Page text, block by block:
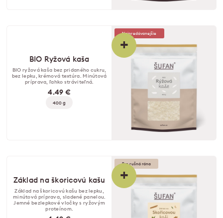
+
Najpredávanejšie
BIO Ryžová kaša
BIO ryžová kaša bez pridaného cukru,
bez lepku, krémová textúra. Minútová
príprava, ľahko stráviteľná.
4.49 €
400 g
+
Pre rušná rána
Základ na škoricovú kašu
Základ na škoricovú kašu bez lepku,
minútová príprava, sladené panelou.
Jemné bezlepkové vločky s ryžovým
proteínom.